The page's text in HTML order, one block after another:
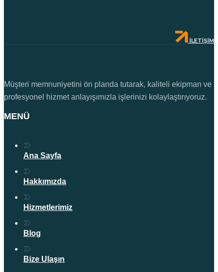
İLETIŞIM
Müşteri memnuniyetini ön planda tutarak, kaliteli ekipman ve
profesyonel hizmet anlayışımızla işlerinizi kolaylaştırıyoruz.
MENÜ
Ana Sayfa
Hakkımızda
Hizmetlerimiz
Blog
Bize Ulaşın